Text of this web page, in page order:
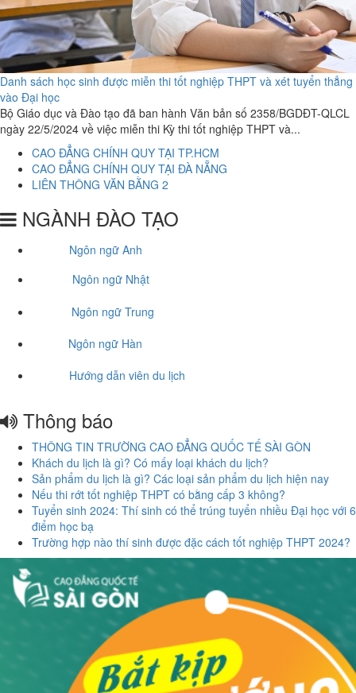
Danh sách học sinh được miễn thi tốt nghiệp THPT và xét tuyển thẳng
vào Đại học
Bộ Giáo dục và Đào tạo đã ban hành Văn bản số 2358/BGDĐT-QLCL
ngày 22/5/2024 về việc miễn thi Kỳ thi tốt nghiệp THPT và...
CAO ĐẲNG CHÍNH QUY TẠI TP.HCM
CAO ĐẲNG CHÍNH QUY TẠI ĐÀ NẴNG
LIÊN THÔNG VĂN BẰNG 2
NGÀNH ĐÀO TẠO
Ngôn ngữ Anh
Ngôn ngữ Nhật
Ngôn ngữ Trung
Ngôn ngữ Hàn
Hướng dẫn viên du lịch
Thông báo
THÔNG TIN TRƯỜNG CAO ĐẲNG QUỐC TẾ SÀI GÒN
Khách du lịch là gì? Có mấy loại khách du lịch?
Sản phẩm du lịch là gì? Các loại sản phẩm du lịch hiện nay
Nếu thi rớt tốt nghiệp THPT có bằng cấp 3 không?
Tuyển sinh 2024: Thí sinh có thể trúng tuyển nhiều Đại học với 6
điểm học bạ
Trường hợp nào thí sinh được đặc cách tốt nghiệp THPT 2024?